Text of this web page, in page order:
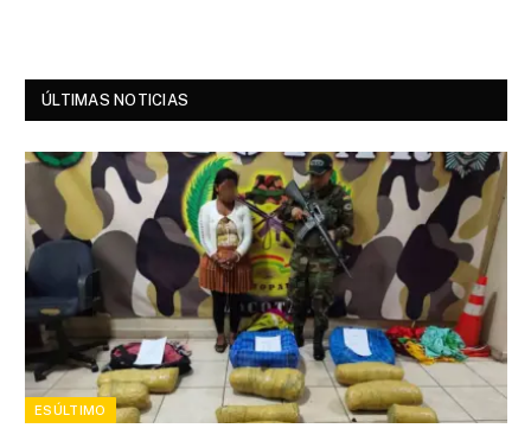
ÚLTIMAS NOTICIAS
ESÚLTIMO